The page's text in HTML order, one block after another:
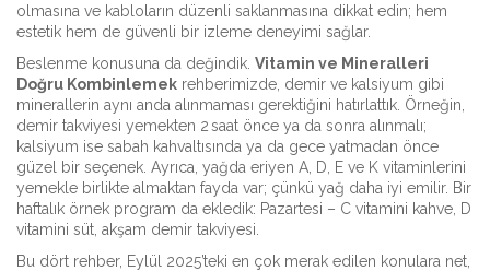
olmasına ve kabloların düzenli saklanmasına dikkat edin; hem
estetik hem de güvenli bir izleme deneyimi sağlar.
Beslenme konusuna da değindik. Vitamin ve Mineralleri
Doğru Kombinlemek rehberimizde, demir ve kalsiyum gibi
minerallerin aynı anda alınmaması gerektiğini hatırlattık. Örneğin,
demir takviyesi yemekten 2 saat önce ya da sonra alınmalı;
kalsiyum ise sabah kahvaltısında ya da gece yatmadan önce
güzel bir seçenek. Ayrıca, yağda eriyen A, D, E ve K vitaminlerini
yemekle birlikte almaktan fayda var; çünkü yağ daha iyi emilir. Bir
haftalık örnek program da ekledik: Pazartesi – C vitamini kahve, D
vitamini süt, akşam demir takviyesi.
Bu dört rehber, Eylül 2025’teki en çok merak edilen konulara net,